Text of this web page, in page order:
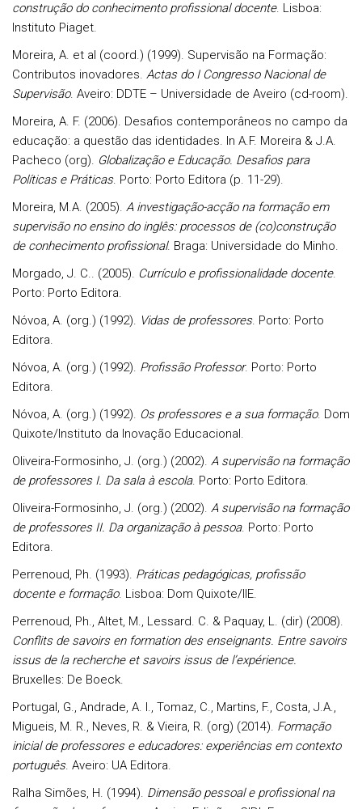
construção do conhecimento profissional docente. Lisboa:
Instituto Piaget.
Moreira, A. et al (coord.) (1999). Supervisão na Formação:
Contributos inovadores. Actas do I Congresso Nacional de
Supervisão. Aveiro: DDTE – Universidade de Aveiro (cd-room).
Moreira, A. F. (2006). Desafios contemporâneos no campo da
educação: a questão das identidades. In A.F. Moreira & J.A.
Pacheco (org). Globalização e Educação. Desafios para
Políticas e Práticas. Porto: Porto Editora (p. 11-29).
Moreira, M.A. (2005). A investigação-acção na formação em
supervisão no ensino do inglês: processos de (co)construção
de conhecimento profissional. Braga: Universidade do Minho.
Morgado, J. C.. (2005). Currículo e profissionalidade docente.
Porto: Porto Editora.
Nóvoa, A. (org.) (1992). Vidas de professores. Porto: Porto
Editora.
Nóvoa, A. (org.) (1992). Profissão Professor. Porto: Porto
Editora.
Nóvoa, A. (org.) (1992). Os professores e a sua formação. Dom
Quixote/Instituto da Inovação Educacional.
Oliveira-Formosinho, J. (org.) (2002). A supervisão na formação
de professores I. Da sala à escola. Porto: Porto Editora.
Oliveira-Formosinho, J. (org.) (2002). A supervisão na formação
de professores II. Da organização à pessoa. Porto: Porto
Editora.
Perrenoud, Ph. (1993). Práticas pedagógicas, profissão
docente e formação. Lisboa: Dom Quixote/IIE.
Perrenoud, Ph., Altet, M., Lessard. C. & Paquay, L. (dir) (2008).
Conflits de savoirs en formation des enseignants. Entre savoirs
issus de la recherche et savoirs issus de l’expérience.
Bruxelles: De Boeck.
Portugal, G., Andrade, A. I., Tomaz, C., Martins, F., Costa, J.A.,
Migueis, M. R., Neves, R. & Vieira, R. (org) (2014). Formação
inicial de professores e educadores: experiências em contexto
português. Aveiro: UA Editora.
Ralha Simões, H. (1994). Dimensão pessoal e profissional na